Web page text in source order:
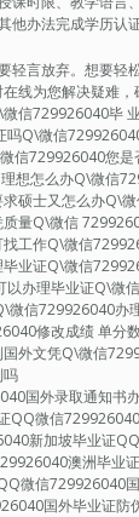
办法完成学历认证
轻言放弃。想要
线为您解决疑难
信729926040毕
Q\微信
信729926040您
想怎么办Q\微信
硕士又怎么办Q\
量Q\微信
工作Q\微信
业证Q\微信
办理毕业证Q\
信729926040
修改成绩 单
外文凭Q\微信
吗
国外录取通知
QQ微信
新加坡毕业证
澳洲毕业
微信729926040
国外毕业证防